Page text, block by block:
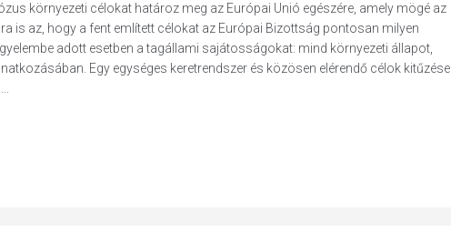
környezeti célokat határoz meg az Európai Unió egészére, amely mögé az
is az, hogy a fent említett célokat az Európai Bizottság pontosan milyen
adott esetben a tagállami sajátosságokat: mind környezeti állapot,
Egy egységes keretrendszer és közösen elérendő célok kitűzése